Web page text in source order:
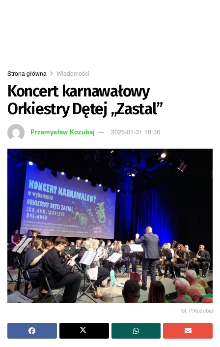
Strona główna Wiadomości
Koncert karnawałowy
Orkiestry Dętej „Zastal”
Przemysław Kozubaj 2026-01-31 18:36
fot: P.Kozubaj